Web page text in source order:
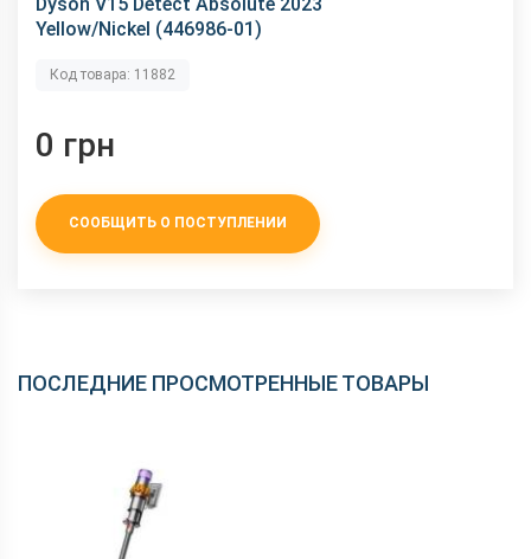
Yellow/Nickel (446986-01)
Код товара: 11882
0 грн
СООБЩИТЬ О ПОСТУПЛЕНИИ
ПОСЛЕДНИЕ ПРОСМОТРЕННЫЕ ТОВАРЫ